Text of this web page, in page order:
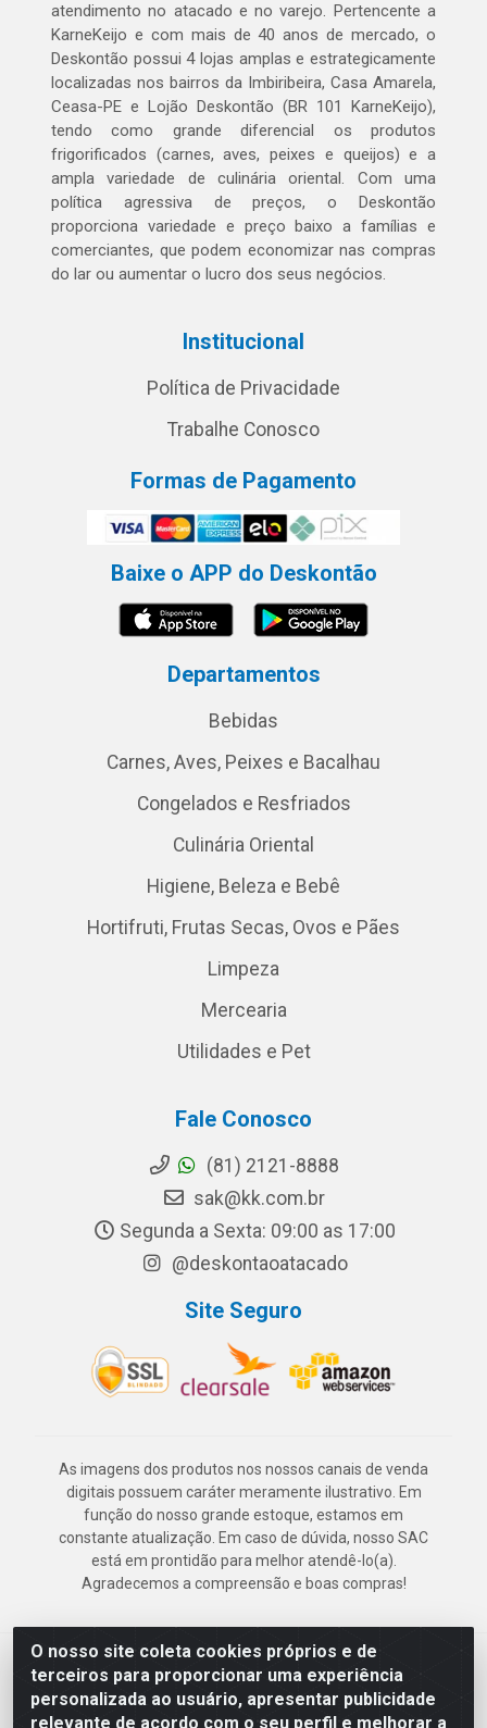
O nosso site coleta cookies próprios e de
terceiros para proporcionar uma experiência
personalizada ao usuário, apresentar publicidade
relevante de acordo com o seu perfil e melhorar a
atendimento no atacado e no varejo. Pertencente a
KarneKeijo e com mais de 40 anos de mercado, o
Deskontão possui 4 lojas amplas e estrategicamente
localizadas nos bairros da Imbiribeira, Casa Amarela,
Ceasa-PE e Lojão Deskontão (BR 101 KarneKeijo),
tendo como grande diferencial os produtos
frigorificados (carnes, aves, peixes e queijos) e a
ampla variedade de culinária oriental. Com uma
política agressiva de preços, o Deskontão
proporciona variedade e preço baixo a famílias e
comerciantes, que podem economizar nas compras
do lar ou aumentar o lucro dos seus negócios.
Institucional
Política de Privacidade
Trabalhe Conosco
Formas de Pagamento
Baixe o APP do Deskontão
Departamentos
Bebidas
Carnes, Aves, Peixes e Bacalhau
Congelados e Resfriados
Culinária Oriental
Higiene, Beleza e Bebê
Hortifruti, Frutas Secas, Ovos e Pães
Limpeza
Mercearia
Utilidades e Pet
Fale Conosco
(81) 2121-8888
sak@kk.com.br
Segunda a Sexta: 09:00 as 17:00
@deskontaoatacado
Site Seguro
As imagens dos produtos nos nossos canais de venda
digitais possuem caráter meramente ilustrativo. Em
função do nosso grande estoque, estamos em
constante atualização. Em caso de dúvida, nosso SAC
está em prontidão para melhor atendê-lo(a).
Agradecemos a compreensão e boas compras!
Deskontão Atacado - Av. Marechal Mascarenhas de Morais, 2471 -
Imbiribeira - Recife/PE - CEP 51.150-001 - CNPJ 24.150.377/0003-
57